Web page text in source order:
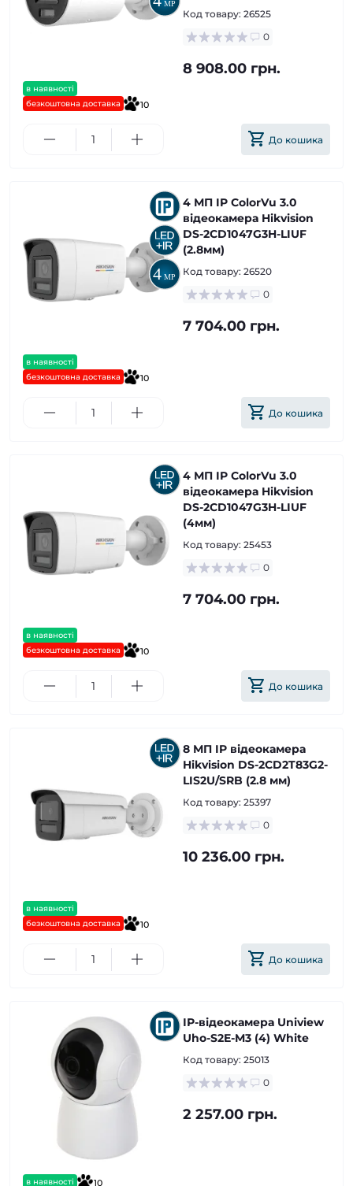
в наявності
безкоштовна доставка
10
Код товару: 26525
0
8 908.00 грн.
До кошика
в наявності
безкоштовна доставка
10
4 МП IP ColorVu 3.0
відеокамера Hikvision
DS-2CD1047G3H-LIUF
(2.8мм)
Код товару: 26520
0
7 704.00 грн.
До кошика
в наявності
безкоштовна доставка
10
4 МП IP ColorVu 3.0
відеокамера Hikvision
DS-2CD1047G3H-LIUF
(4мм)
Код товару: 25453
0
7 704.00 грн.
До кошика
в наявності
безкоштовна доставка
10
8 МП IP відеокамера
Hikvision DS-2CD2T83G2-
LIS2U/SRB (2.8 мм)
Код товару: 25397
0
10 236.00 грн.
До кошика
в наявності 10
ІР-відеокамера Uniview
Uho-S2E-M3 (4) White
Код товару: 25013
0
2 257.00 грн.